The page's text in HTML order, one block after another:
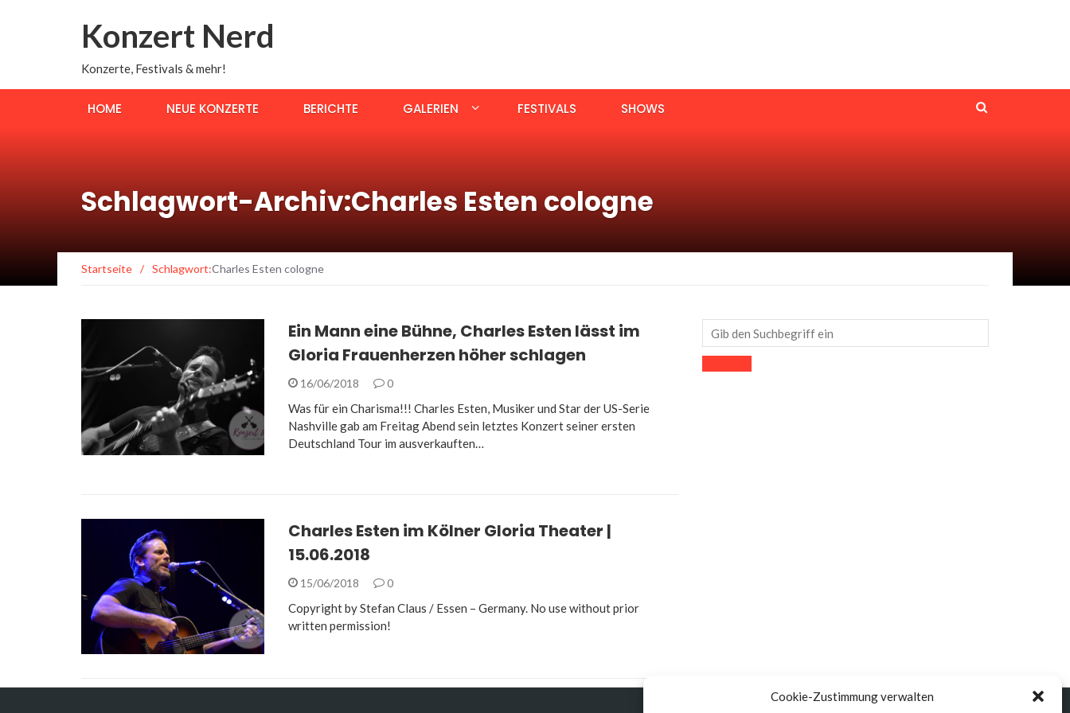
Cookie-Zustimmung verwalten
Konzert Nerd
Konzerte, Festivals & mehr!
HOME NEUE KONZERTE BERICHTE GALERIEN FESTIVALS SHOWS
Schlagwort-Archiv:Charles Esten cologne
Startseite / Schlagwort:Charles Esten cologne
Ein Mann eine Bühne, Charles Esten lässt im
Gloria Frauenherzen höher schlagen
16/06/2018 0
Was für ein Charisma!!! Charles Esten, Musiker und Star der US-Serie
Nashville gab am Freitag Abend sein letztes Konzert seiner ersten
Deutschland Tour im ausverkauften…
Charles Esten im Kölner Gloria Theater |
15.06.2018
15/06/2018 0
Copyright by Stefan Claus / Essen – Germany. No use without prior
written permission!